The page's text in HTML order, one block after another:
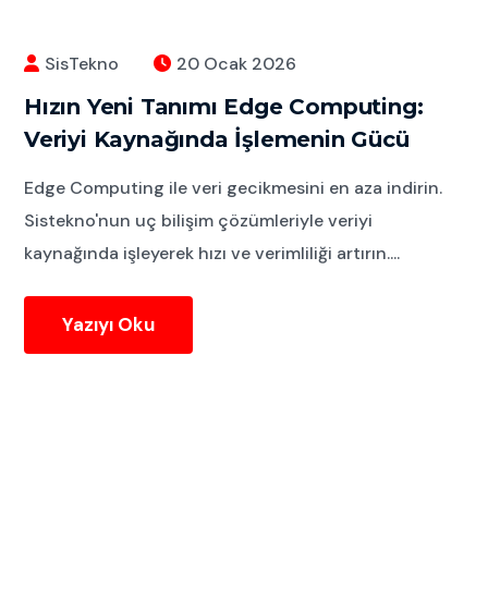
SisTekno 20 Ocak 2026
Hızın Yeni Tanımı Edge Computing:
Veriyi Kaynağında İşlemenin Gücü
Edge Computing ile veri gecikmesini en aza indirin.
Sistekno'nun uç bilişim çözümleriyle veriyi
kaynağında işleyerek hızı ve verimliliği artırın....
Yazıyı Oku